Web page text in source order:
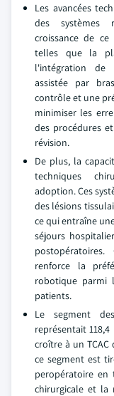
Les avancées
des systèmes
croissance de
telles que la
l'intégration de
assistée par
contrôle et une
minimiser les
des procédures
révision.
De plus, la
techniques
adoption. Ces
des lésions
ce qui entraîne
séjours
renforce la
robotique parmi
patients.
Le segment
représentait
croître à un TCAC
ce segment est
peropératoire en
chirurgicale et la